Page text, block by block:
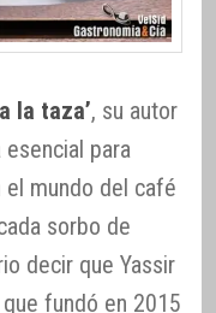
la taza’, su autor
esencial para
mundo del café
sorbo de
decir que Yassir
fundó en 2015